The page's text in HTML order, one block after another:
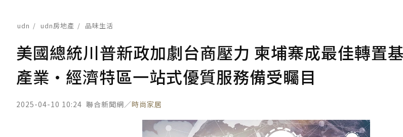
udn udn房地產 品味生活
美國總統川普新政加劇台商壓力 柬埔寨成最佳轉置
產業•經濟特區一站式優質服務備受矚目
2025-04-10 10:24 聯合新聞網／時尚家居